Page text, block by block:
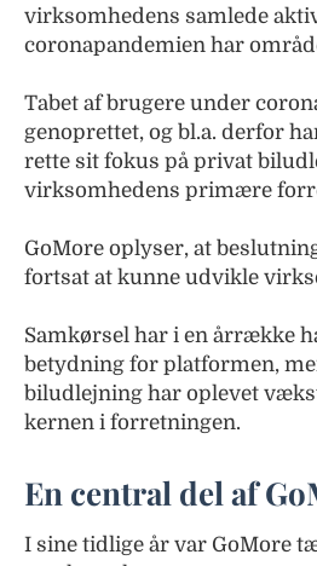
virksomhedens samlede
coronapandemien har
Tabet af brugere under
genoprettet, og bl.a. derfor
rette sit fokus på privat
virksomhedens primære
GoMore oplyser, at
fortsat at kunne udvikle
Samkørsel har i en årrække
betydning for platformen,
biludlejning har oplevet
kernen i forretningen.
En central del af
I sine tidlige år var GoMore